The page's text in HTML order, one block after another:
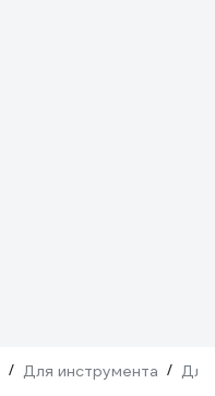
/ Для инструмента / Для